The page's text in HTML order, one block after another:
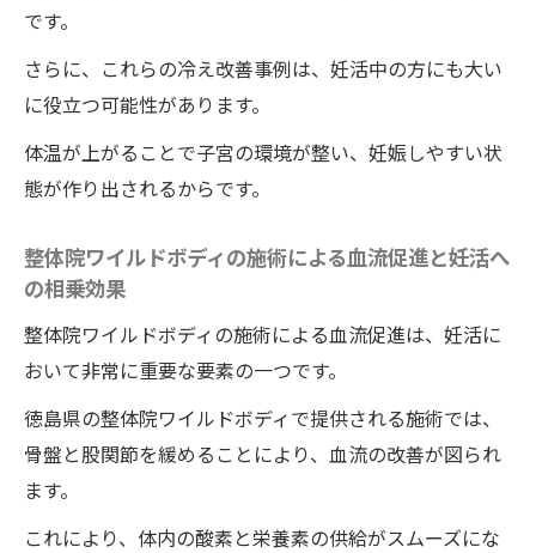
骨盤周りの健康を支える整体院ワイルドボ
子宮の冷えに悩む女性のための徳島県の整体院
ワイルドボディの施術とは
子宮の冷えを改善する整体院ワイルドボデ
ィの施術の特長
徳島県の整体院ワイルドボディの施術で冷
え性を解消
女性に特化した整体院ワイルドボディの施
術の冷え対策
善の実績
です。
さらに、これらの冷え改善事例は、妊活中の方にも大い
に役立つ可能性があります。
体温が上がることで子宮の環境が整い、妊娠しやすい状
態が作り出されるからです。
整体院ワイルドボディの施術による血流促進と妊活へ
の相乗効果
整体院ワイルドボディの施術による血流促進は、妊活に
おいて非常に重要な要素の一つです。
徳島県の整体院ワイルドボディで提供される施術では、
骨盤と股関節を緩めることにより、血流の改善が図られ
ます。
これにより、体内の酸素と栄養素の供給がスムーズにな